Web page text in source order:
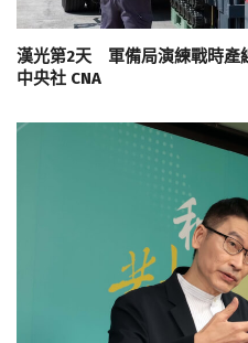
漢光第2天 軍備局演練戰時產
中央社 CNA